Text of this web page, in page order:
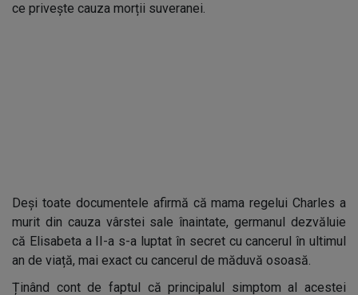
ce privește cauza morții suveranei.
Deși toate documentele afirmă că mama regelui Charles a
murit din cauza vârstei sale înaintate, germanul dezvăluie
că Elisabeta a II-a s-a luptat în secret cu cancerul în ultimul
an de viață, mai exact cu cancerul de măduvă osoasă.
Ținând cont de faptul că principalul simptom al acestei